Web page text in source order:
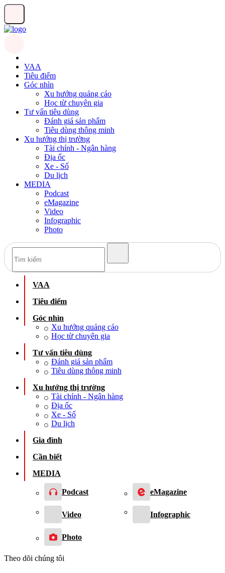
VAA
Tiêu điểm
Góc nhìn
Xu hướng quảng cáo
Học từ chuyên gia
Tư vấn tiêu dùng
Đánh giá sản phẩm
Tiêu dùng thông minh
Xu hướng thị trường
Tài chính - Ngân hàng
Địa ốc
Xe - Số
Du lịch
MEDIA
Podcast
eMagazine
Video
Infographic
Photo
VAA
Tiêu điểm
Góc nhìn
Xu hướng quảng cáo
Học từ chuyên gia
Tư vấn tiêu dùng
Đánh giá sản phẩm
Tiêu dùng thông minh
Xu hướng thị trường
Tài chính - Ngân hàng
Địa ốc
Xe - Số
Du lịch
Gia đình
Cần biết
MEDIA
Podcast eMagazine
Video Infographic
Photo
Theo dõi chúng tôi